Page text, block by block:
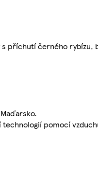
příchutí černého
pomocí